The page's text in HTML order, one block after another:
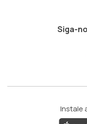
Siga-
Instale